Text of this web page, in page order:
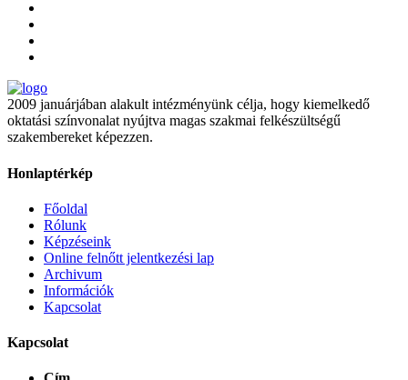
2009 januárjában alakult intézményünk célja, hogy kiemelkedő
oktatási színvonalat nyújtva magas szakmai felkészültségű
szakembereket képezzen.
Honlaptérkép
Főoldal
Rólunk
Képzéseink
Online felnőtt jelentkezési lap
Archivum
Információk
Kapcsolat
Kapcsolat